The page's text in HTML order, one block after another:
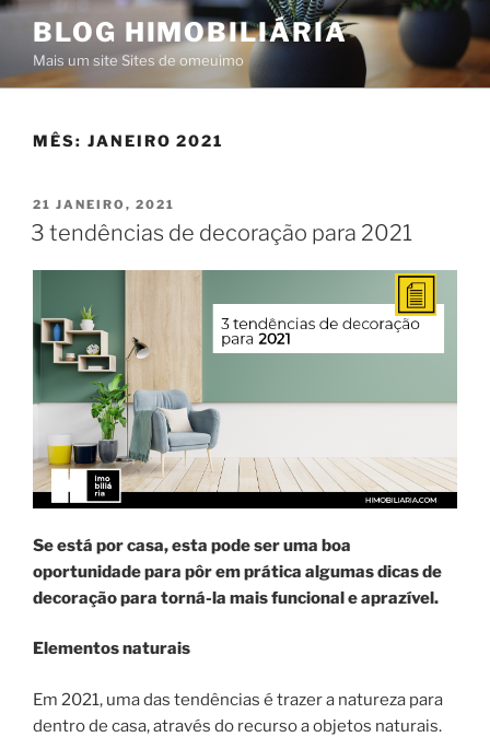
Saltar
conteúdo
BLOG HIMOBILIÁRIA
Mais um site Sites de omeuimo
MÊS: JANEIRO 2021
PUBLICADO
EM
21 JANEIRO, 2021
3 tendências de decoração para 2021
Se está por casa, esta pode ser uma boa
oportunidade para pôr em prática algumas dicas de
decoração para torná-la mais funcional e aprazível.
Elementos naturais
Em 2021, uma das tendências é trazer a natureza para
dentro de casa, através do recurso a objetos naturais.